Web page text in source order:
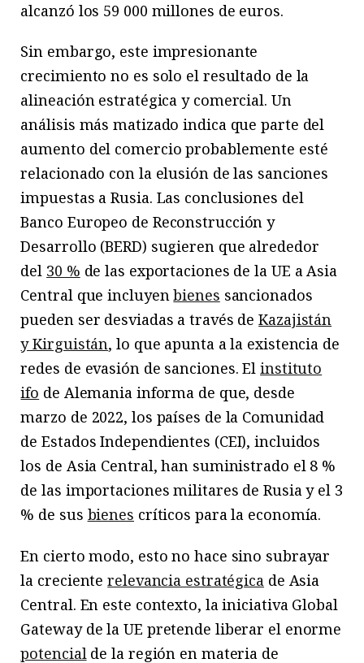
alcanzó los 59 000 millones de euros.
Sin embargo, este impresionante
crecimiento no es solo el resultado de la
alineación estratégica y comercial. Un
análisis más matizado indica que parte del
aumento del comercio probablemente esté
relacionado con la elusión de las sanciones
impuestas a Rusia. Las conclusiones del
Banco Europeo de Reconstrucción y
Desarrollo (BERD) sugieren que alrededor
del 30 % de las exportaciones de la UE a Asia
Central que incluyenbienes sancionados
pueden ser desviadas a través deKazajistán
y Kirguistán, lo que apunta a la existencia de
redes de evasión de sanciones. Elinstituto
ifo de Alemania informa de que, desde
marzo de 2022, los países de la Comunidad
de Estados Independientes (CEI), incluidos
los de Asia Central, han suministrado el 8 %
de las importaciones militares de Rusia y el 3
% de sus bienes críticos para la economía.
En cierto modo, esto no hace sino subrayar
la crecienterelevancia estratégica de Asia
Central. En este contexto, la iniciativa Global
Gateway de la UE pretende liberar el enorme
potencial de la región en materia de